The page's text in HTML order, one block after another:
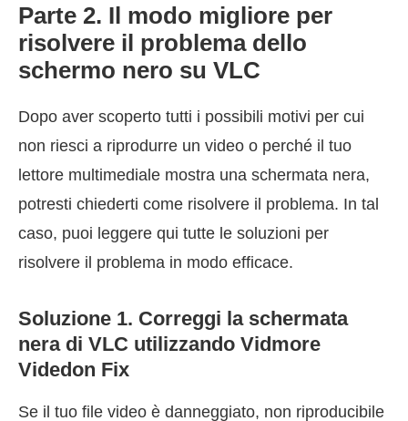
Parte 2. Il modo migliore per
risolvere il problema dello
schermo nero su VLC
Dopo aver scoperto tutti i possibili motivi per cui
non riesci a riprodurre un video o perché il tuo
lettore multimediale mostra una schermata nera,
potresti chiederti come risolvere il problema. In tal
caso, puoi leggere qui tutte le soluzioni per
risolvere il problema in modo efficace.
Soluzione 1. Correggi la schermata
nera di VLC utilizzando Vidmore
Videdon Fix
Se il tuo file video è danneggiato, non riproducibile